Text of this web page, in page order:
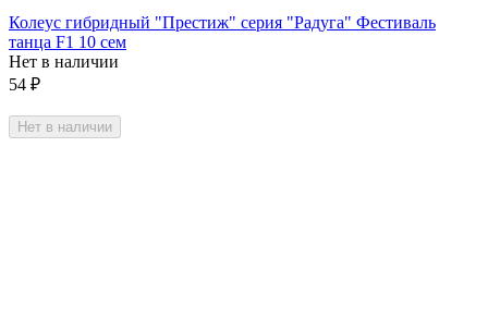
Колеус гибридный "Престиж" серия "Радуга" Фестиваль
танца F1 10 сем
Нет в наличии
54 ₽
Нет в наличии